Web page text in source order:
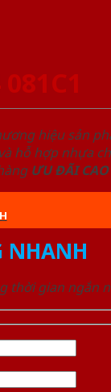
hiệu sản
hỗ hợp nhựa
ƯU ĐÃI CAO
NHANH
thời gian ngắn